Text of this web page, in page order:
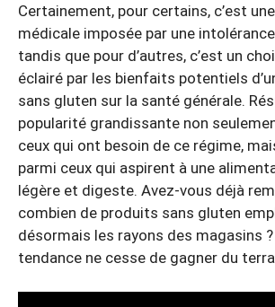
Certainement, pour certains, c’est
médicale imposée par une
tandis que pour d’autres, c’est un
éclairé par les bienfaits potentiels
sans gluten sur la santé générale.
popularité grandissante non
ceux qui ont besoin de ce régime,
parmi ceux qui aspirent à une
légère et digeste. Avez-vous déjà
combien de produits sans gluten
désormais les rayons des magasins
tendance ne cesse de gagner du